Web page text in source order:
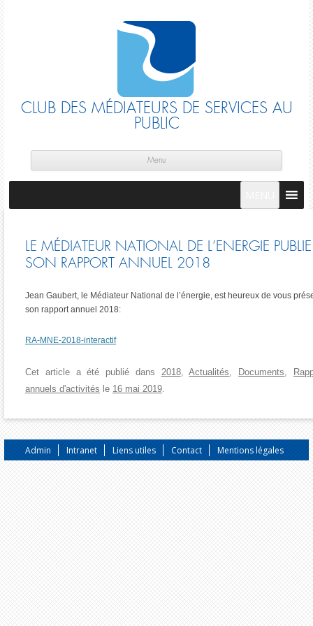
CLUB DES MÉDIATEURS DE SERVICES AU
PUBLIC
Menu
LE MÉDIATEUR NATIONAL DE L’ENERGIE PUBLIE
SON RAPPORT ANNUEL 2018
Jean Gaubert, le Médiateur National de l’énergie, est heureux de vous
son rapport annuel 2018:
RA-MNE-2018-interactif
Cet article a été publié dans 2018,Actualités, Documents,
annuels d'activités le 16 mai 2019.
Admin Intranet Liens utiles Contact Mentions légales